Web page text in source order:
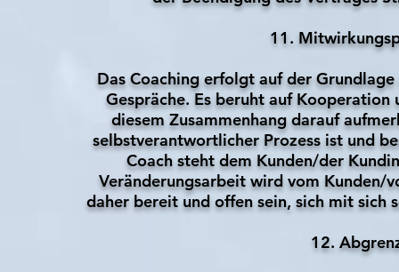
11.
Das Coaching erfolgt auf der
Gespräche. Es beruht auf
diesem Zusammenhang darauf
selbstverantwortlicher Prozess ist und
Coach steht dem Kunden/der
Veränderungsarbeit wird vom Kunden/
daher bereit und offen sein, sich mit sich
12.